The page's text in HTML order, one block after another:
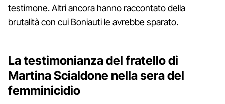
testimone. Altri ancora hanno raccontato della
brutalità con cui Boniauti le avrebbe sparato.
La testimonianza del fratello di
Martina Scialdone nella sera del
femminicidio